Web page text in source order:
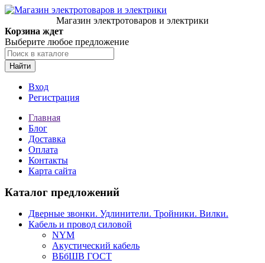
Магазин электротоваров и электрики
Корзина ждет
Выберите любое предложение
Найти
Вход
Регистрация
Главная
Блог
Доставка
Оплата
Контакты
Карта сайта
Каталог предложений
Дверные звонки. Удлинители. Тройники. Вилки.
Кабель и провод силовой
NYM
Акустический кабель
ВБбШВ ГОСТ